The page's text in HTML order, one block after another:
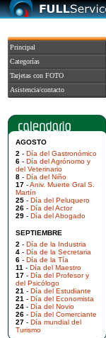
Principal
Categorías
Tarjetas con FOTO
Asistencia/contacto
AGOSTO
2 - Día del Gastronómico
6 - Día del Agrónomo y
del Veterinario
8 - Día del Niño
17 -Aniv. Muerte Gral S.
Martín
25 - Día del Peluquero
26 - Día del Actor
29 - Día del Abogado
SEPTIEMBRE
2 - Día de la Industria
4 - Día de la Secretaria
6 - Día de la Tía
11 - Día del Maestro
17 - Día del Profesor y
del Psicólogo
21 - Día del Estudiante
21 - Día del Economista
24 - Día del Novio
26 - Día del Comerciante
27 - Día mundial del
Turismo